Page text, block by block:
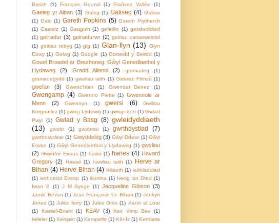
Breizh
(1) François Gourvil (1) Frañsez Vallée (1)
Gaeleg yr Alban (3) Galeg (1) Galiseg (4) Galisia
(1) Galo (1) Gareth Popkins (5) Gareth Prytherch
(1) Gasteiz (1) Gauguin (1) gefeillio (1) geirdarddiad
(1) geiriadur (3) geiriadurwr (2) geiriau camarweiniol
(1) geiriau tebyg (1) gig (1) Glan-llyn (13)
Glyn
Ebwy (1) Golwg (1) Google (1) Gorsedd y Beirdd (1)
Gouel Broadel ar Brezhoneg. Gŵyl Genedlaethol y
Llydaweg
(2) Gradd Allanol (2) gramadeg
(1)
gramadegydd (1) gwallau iaith (1) Gwarez Filmoù (1)
gwefan (3) Gwenc'hlan (1) Gwendal Denez (1)
Gwengamp (4) Gwenno Piette (1) Gwennole ar
Menn
(2) Gwennyn (1) gwersi (6)
Gwillou
Kergourlez (1) gwisg Lydewig (1) gwisgoedd (1) Gwlad
Pwyl
(1) Gwlad y Basg (8) gwleidyddiaeth
(13)
gwobr (1) gwobrau (1) gwrthdystiad (7)
gwrthniwclear (1) Gwyddeleg (3) Gŵyl Ddewi (1) Gŵyl
Erwan (1) Gŵyl Genedlaethol y Llydaweg (1) gwyliau
(2) Gwynfor Evans (1) haiku (1) hanes (4) Havard
Gregory (2) Hawaii (1) hawliau iaith (1)
Herve ar
Bihan (4) Herve Bihan (4) hiliaeth (1) ieithladdiad
(1) ieithoedd Ewrop (1) ikurrina (1) Ivetig an Dred (1)
Iwan B
(1) J M Synge (1) Jacqueline Gibson (3)
Jamie Bevan (1) Jean-Françoise Le Bihan (1) Jenkyn
Jones (1) Jules ferry (1) Jules Gros (1) Kann al Loar
(1)
Kastell-Briant (1) KEAV (3) Keit Vimp Bev
(1)
keleier (1) Kemper (1) Kemperle (1) Kêr-Iz (1) Kermaria